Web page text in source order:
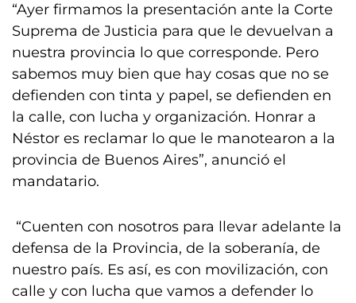
“Ayer firmamos la presentación ante la Corte
Suprema de Justicia para que le devuelvan a
nuestra provincia lo que corresponde. Pero
sabemos muy bien que hay cosas que no se
defienden con tinta y papel, se defienden en
la calle, con lucha y organización. Honrar a
Néstor es reclamar lo que le manotearon a la
provincia de Buenos Aires”, anunció el
mandatario.
“Cuenten con nosotros para llevar adelante la
defensa de la Provincia, de la soberanía, de
nuestro país. Es así, es con movilización, con
calle y con lucha que vamos a defender lo